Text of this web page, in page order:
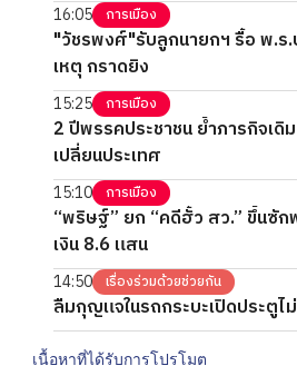
16:05 การเมือง
"วัชรพงศ์"รับลูกนายกฯ รื้อ พ.ร
เหตุ กราดยิง
15:25 การเมือง
2 ปีพรรคประชาชน ย้ำภารกิจเดิ
เปลี่ยนประเทศ
15:10 การเมือง
“พริษฐ์” ยก “คดีฮั้ว สว.” ขึ้นซั
เงิน 8.6 แสน
14:50 เรื่องร่วมด้วยช่วยกัน
ลืมกุญแจในรถกระบะเปิดประตูไ